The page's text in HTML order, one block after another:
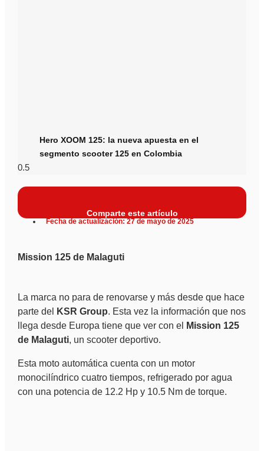
Hero XOOM 125: la nueva apuesta en el
segmento scooter 125 en Colombia
Comparte este artículo
Fecha de actualización: 27 de mayo de 2025
Mission 125 de Malaguti
La marca no para de renovarse y más desde que hace
parte del
KSR Group. Esta vez la información que nos
llega desde Europa tiene que ver con el
Mission 125
de Malaguti, un scooter deportivo.
Esta moto automática cuenta con un motor
monocilíndrico cuatro tiempos, refrigerado por agua
con una potencia de 12.2 Hp y 10.5 Nm de torque.